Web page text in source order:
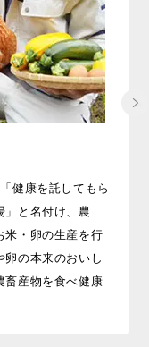
健康を託してもら
」と名付け、農
米・卵の生産を行
卵の本来のおいし
畜産物を食べ健康